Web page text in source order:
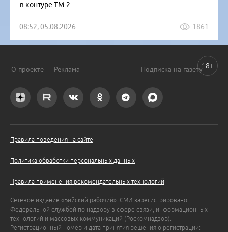
в контуре ТМ-2
08:52, 05.08.2026 1861
О проекте Реклама Подписка на газету
Правила поведения на сайте
Политика обработки персональных данных
Правила применения рекомендательных технологий
Сетевое издание «Бийский рабочий». СМИ зарегистрировано
Федеральной службой по надзору в сфере связи, информационных
технологий и массовых коммуникаций (Роскомнадзор).
Регистрационный номер и дата принятия решения о регистрации:
18+